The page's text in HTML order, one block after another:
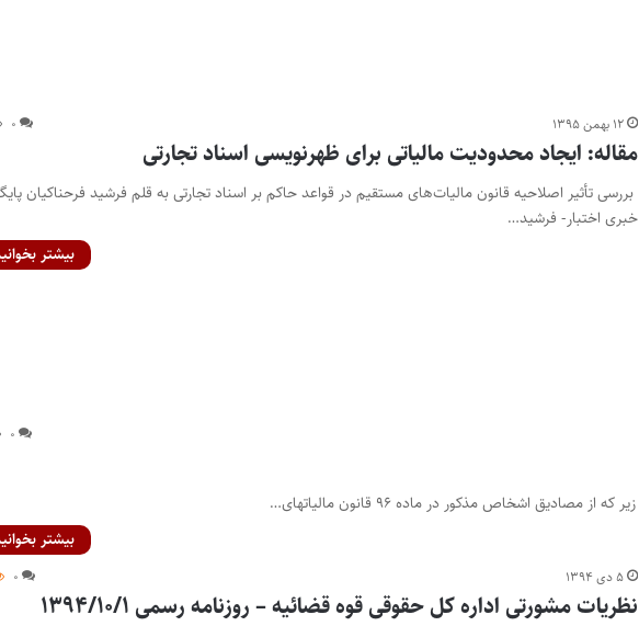
۱۲ بهمن ۱۳۹۵ ۰
مقاله: ایجاد محدودیت مالیاتی برای ظهرنویسی اسناد تجارتی
بررسی تأثیر اصلاحیه قانون مالیات‌های مستقیم در قواعد حاکم بر اسناد تجارتی به قلم فرشید فرحناکیان
خبری اختبار- فرشید…
بیشتر
۰
بیشتر
۵ دی ۱۳۹۴ ۰
نظریات مشورتی اداره کل حقوقی قوه قضائیه – روزنامه رسمی ۱۳۹۴/۱۰/۱